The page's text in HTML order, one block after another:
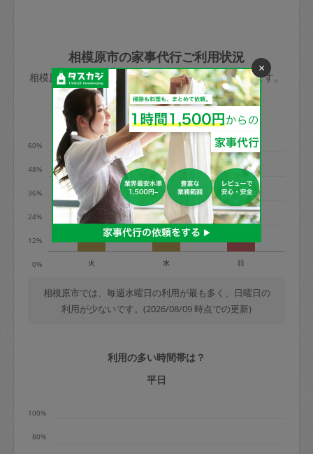
依頼者不在による当日キャンセル＝依頼
金額の100%＋交通費全額
※例：依頼日時／土曜日午前9時開始の場
合、水曜日午前9時以降はキャンセル料が
発生
水曜日9時〜金曜日9時まで＝依頼料金の
50%
金曜日9時～土曜日8時まで＝依頼金額の
100%
土曜日8時〜実施時間＝依頼金額の100%
＋交通費全額
依頼者不在による当日キャンセル＝依頼
金額の100%＋交通費全額
定期契約をキャンセルする場合、毎週定
期は月2回まで隔週定期は月1回までキャ
きた場合は損害保険の対象外となるので
ご注意ください。
玉、など
あわせてこちらも参照ください：初めて
利用します。注意しなくてはいけない点
はありますか？
相模原市の家事代行ご利用状況
相模原市のタスカジの利用データを元に掲載しています。
利用の多い曜日は？
0%
12%
24%
36%
48%
60%
火 水 日
相模原市では、毎週水曜日の利用が最も多く、日曜日の
利用が少ないです。(2026/08/09 時点での更新)
利用の多い時間帯は？
平日
80%
100%
×